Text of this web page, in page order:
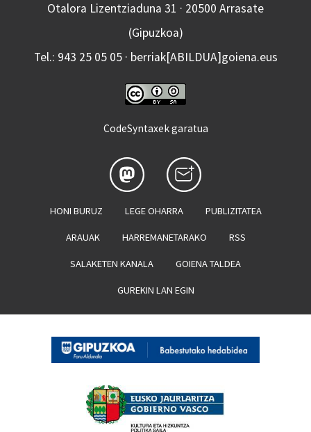
Otalora Lizentziaduna 31 · 20500 Arrasate
(Gipuzkoa)
Tel.: 943 25 05 05 · berriak[ABILDUA]goiena.eus
CodeSyntaxek garatua
HONI BURUZ LEGE OHARRA PUBLIZITATEA
ARAUAK HARREMANETARAKO RSS
SALAKETEN KANALA GOIENA TALDEA
GUREKIN LAN EGIN